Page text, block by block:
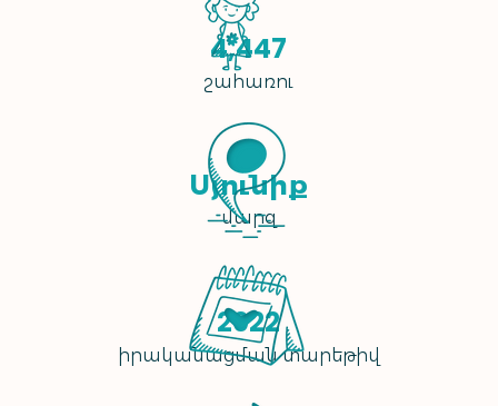
4,447
շահառու
Սյունիք
մարզ
2022
իրականացման տարեթիվ